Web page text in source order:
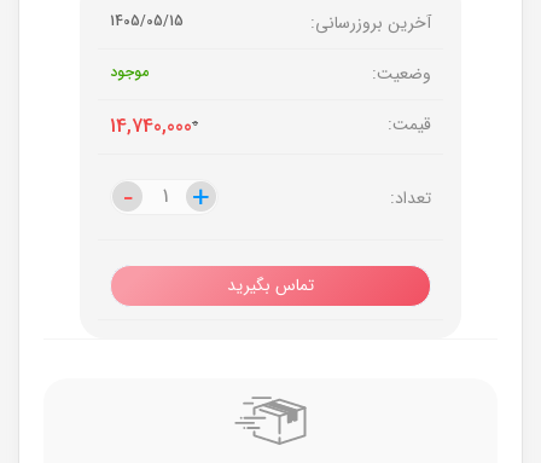
آخرین بروزرسانی: 1405/05/15
وضعیت: موجود
قیمت: 14,740,0000
تعداد: +
- +
-
تماس بگیرید